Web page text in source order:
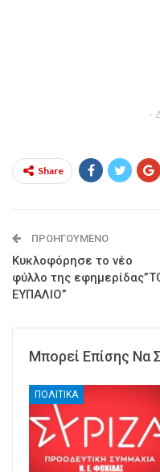
-
Share
ΠΡΟΗΓΟΎΜΕΝΟ
Κυκλοφόρησε το νέο
φύλλο της
ΕΥΠΑΛΙΟ”
Μπορεί Επίσης Να
ΠΟΛΙΤΙΚΑ